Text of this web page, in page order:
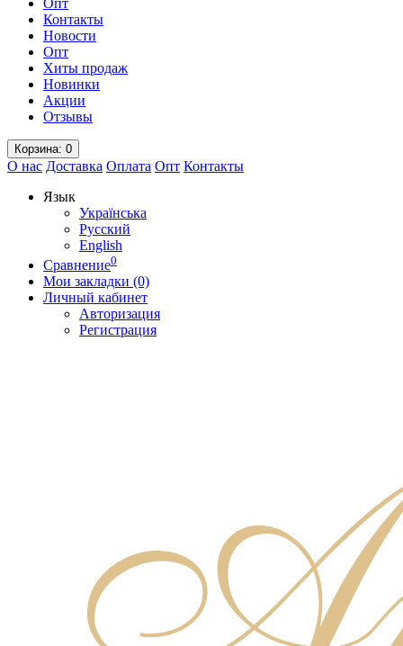
Опт
Контакты
Новости
Опт
Хиты продаж
Новинки
Акции
Отзывы
Корзина: 0
О нас Доставка Оплата Опт Контакты
Язык
Українська
Русский
English
Сравнение0
Мои закладки (0)
Личный кабинет
Авторизация
Регистрация